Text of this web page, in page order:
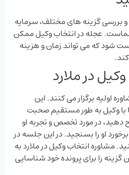
بررسی گزینه‌ های مختلف، سرمایه
شماست. عجله در انتخاب وکیل ممکن
شود که می ‌تواند زمان و هزینه
در ملارد
اولیه برگزار می‌ کنند. این
وکیل به طور مستقیم صحبت
در مورد تخصص و تجربه او
او را بسنجید. در این جلسه در
مشاوره انتخاب وکیل در ملارد به
را برای پرونده خود شناسایی